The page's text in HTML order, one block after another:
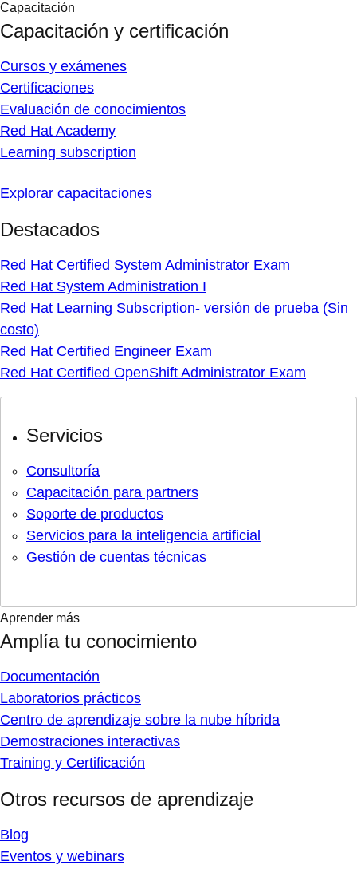
Capacitación
Capacitación y certificación
Cursos y exámenes
Certificaciones
Evaluación de conocimientos
Red Hat Academy
Learning subscription
Explorar capacitaciones
Destacados
Red Hat Certified System Administrator Exam
Red Hat System Administration I
Red Hat Learning Subscription- versión de prueba (Sin
costo)
Red Hat Certified Engineer Exam
Red Hat Certified OpenShift Administrator Exam
Servicios
Consultoría
Capacitación para partners
Soporte de productos
Servicios para la inteligencia artificial
Gestión de cuentas técnicas
Aprender más
Amplía tu conocimiento
Documentación
Laboratorios prácticos
Centro de aprendizaje sobre la nube híbrida
Demostraciones interactivas
Training y Certificación
Otros recursos de aprendizaje
Blog
Eventos y webinars